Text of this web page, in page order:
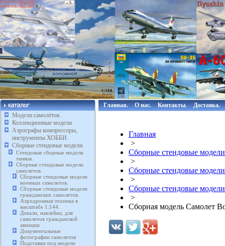
Модели самолётов.
Коллекционные модели
Аэрографы компрессоры,
инструменты ХОББИ.
Сборные стендовые модели.
Стендовые сборные модели
танков.
Сборные стендовые модели
самолетов.
Сборные стендовые модели
военных самолетов.
Сборные стендовые модели
гражданских самолетов.
Аэродромная техника в
масштабе 1:144.
Декали, наклейки, для
самолетов гражданской
авиации
Документальные
фотографии самолетов
Подставки под модели
Главная. О нас. Контакты. Доставка.
Главная
>
Сборные стендовые
>
Сборные стендовые
>
Сборные стендовые
>
Сборная модель Самолет